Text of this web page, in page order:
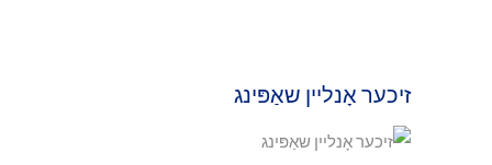
זיכער אָנליין שאַפּינג